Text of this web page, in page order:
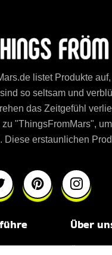
listet Produkte
so seltsam und
das Zeitgefühl
zu "ThingsFromMars",
Diese erstaunlichen
Über